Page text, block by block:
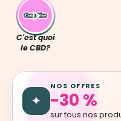
C'est quoi
le CBD?
✦
NOS OFFRES
-30 %
sur tous nos